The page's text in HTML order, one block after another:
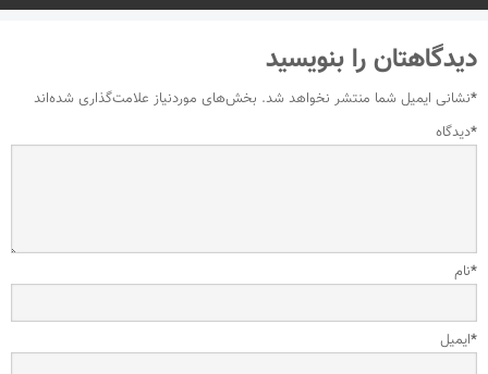
دیدگاهتان را بنویسید
نشانی ایمیل شما منتشر نخواهد شد. بخش‌های موردنیاز علامت‌گذاری شده‌اند
*
دیدگاه*
نام*
ایمیل*